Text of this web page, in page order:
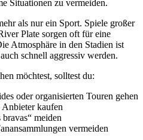
Situationen zu vermeiden.
als nur ein Sport. Spiele großer
Plate sorgen oft für eine
Atmosphäre in den Stadien ist
schnell aggressiv werden.
möchtest, solltest du:
oder organisierten Touren gehen
kaufen
meiden
vermeiden